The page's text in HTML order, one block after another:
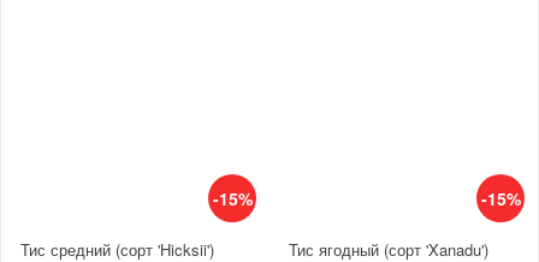
-15%
Тис средний (сорт 'Hicksii')
-15%
Тис ягодный (сорт 'Xanadu')